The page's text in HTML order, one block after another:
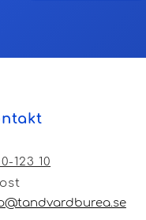
123 10